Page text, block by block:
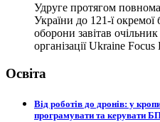
Удруге протягом
України до 121-ї окремої
оборони завітав
організації Ukraine
Освіта
Від роботів до дронів: у
програмувати та керувати